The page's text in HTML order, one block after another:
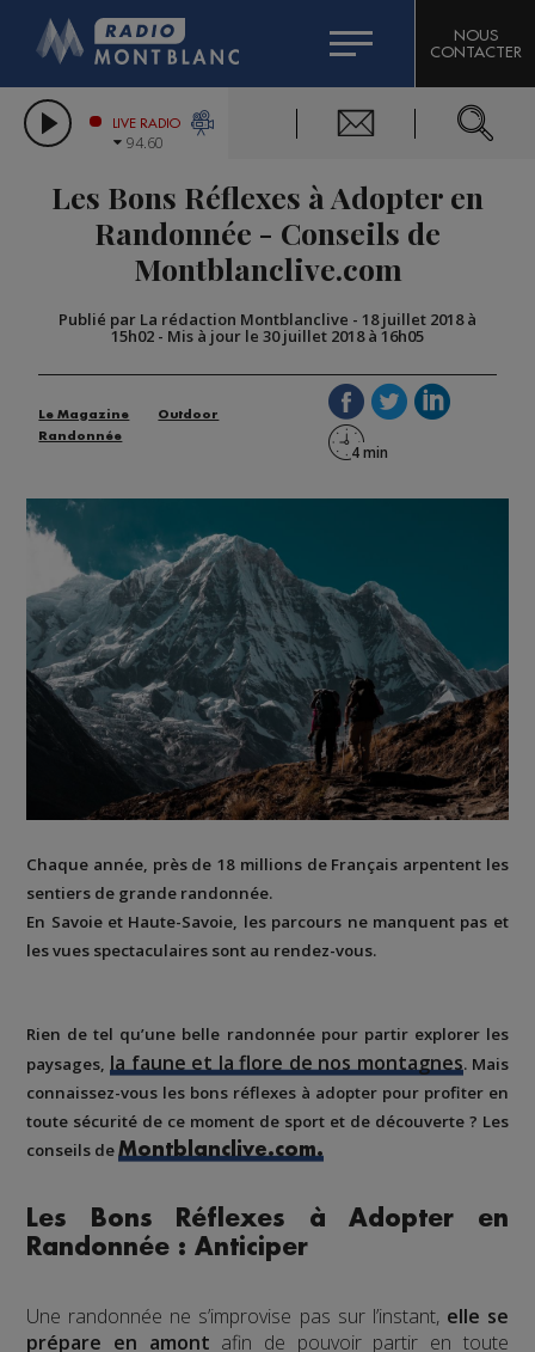
LES CHRONIQUES DE L'EXPERT
CITIZEN MACHINERY
GRAND MASSIF DOMAINES SKIABLES
BIGARD
COMPAGNIE DU MONT-BLANC
NOUS
CONTACTER
LIVE RADIO
94.60
Les Bons Réflexes à Adopter en
Randonnée - Conseils de
Montblanclive.com
Publié par La rédaction Montblanclive - 18 juillet 2018 à
15h02 - Mis à jour le 30 juillet 2018 à 16h05
Le Magazine
Outdoor
Randonnée
Chaque année, près de 18 millions de Français arpentent les
sentiers de grande randonnée.
En Savoie et Haute-Savoie, les parcours ne manquent pas et
les vues spectaculaires sont au rendez-vous.
Rien de tel qu’une belle randonnée pour partir explorer les
paysages, la faune et la flore de nos montagnes. Mais
connaissez-vous les bons réflexes à adopter pour profiter en
toute sécurité de ce moment de sport et de découverte ? Les
conseils deMontblanclive.com.
Les Bons Réflexes à Adopter en
Randonnée : Anticiper
Une randonnée ne s’improvise pas sur l’instant, elle se
prépare en amont afin de pouvoir partir en toute